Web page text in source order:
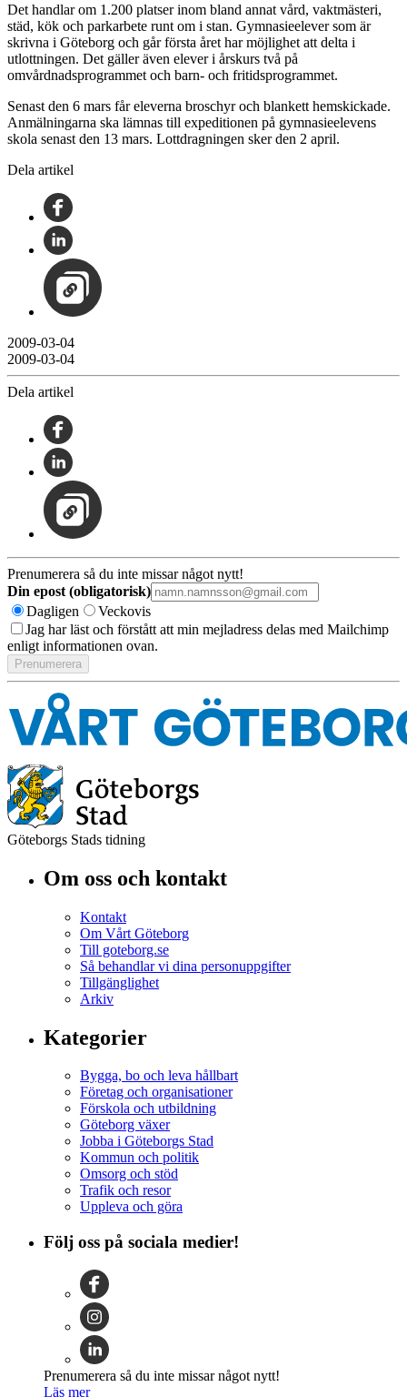
Det handlar om 1.200 platser inom bland annat vård, vaktmästeri,
städ, kök och parkarbete runt om i stan. Gymnasieelever som är
skrivna i Göteborg och går första året har möjlighet att delta i
utlottningen. Det gäller även elever i årskurs två på
omvårdnadsprogrammet och barn- och fritidsprogrammet.
Senast den 6 mars får eleverna broschyr och blankett hemskickade.
Anmälningarna ska lämnas till expeditionen på gymnasieelevens
skola senast den 13 mars. Lottdragningen sker den 2 april.
Dela artikel
2009-03-04
2009-03-04
Dela artikel
Prenumerera så du inte missar något nytt!
Din epost (obligatorisk)
Dagligen
Veckovis
Jag har läst och förstått att min mejladress delas med Mailchimp
enligt informationen ovan.
Göteborgs Stads tidning
Om oss och kontakt
Kontakt
Om Vårt Göteborg
Till goteborg.se
Så behandlar vi dina personuppgifter
Tillgänglighet
Arkiv
Kategorier
Bygga, bo och leva hållbart
Företag och organisationer
Förskola och utbildning
Göteborg växer
Jobba i Göteborgs Stad
Kommun och politik
Omsorg och stöd
Trafik och resor
Uppleva och göra
Följ oss på sociala medier!
Prenumerera så du inte missar något nytt!
Läs mer